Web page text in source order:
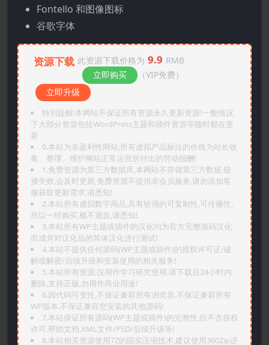
Fontello 和图像图标
谷歌字体
资源下载 此资源下载价格为 9.9 RMB
立即购买
（VIP免费）
立即升级
特别提醒:本网站不保证所有资源永久更新资源!一般情况
下大部分资源包括WordPress主题和插件资源等随时都在更
新
0.本站为非盈利性网站,所有虚拟产品标注的价格为站长收
集、整理、维护网站正常运营所付出的劳动报酬!
1.免费资源为第三方数据库,本网站不存储第三方数据,链
接失效,会及时更新,免费资源不提供非会员服务,请勿添加客
服获取更新需求,请悉知!
2.本站所有虚拟数字商品,具有较强的可复制性,可传播性,
所以一经购买,概不退款,请悉知!
3.本站所有WP主题或插件的汉化均为官方完整源码汉化
而成并对汉化后的简体汉化进行测试!
4.本站不提供任何源码(WP主题或插件)的授权许可证/破
解或解密/后续升级和安装使用的相关服务!
5.本站所有资源,仅用作学习研究使用,请下载后24小时内
删除,支持正版,勿用作商业用途!
6.因代码可变性,不保证兼容所有浏览器.不保证兼容所有
WP版本.不保证兼容您安装的其他源码!
7.本站保证所有源码(WP主题或插件)的完整性,但不含授权
许可.帮助文档.XML文件/PSD/后续升级等!
8.本站相关资源使用7Z的固实压缩技术,建议使用360Zip进